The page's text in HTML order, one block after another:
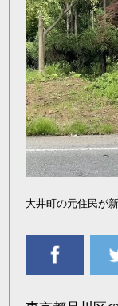
大井町の元住民が